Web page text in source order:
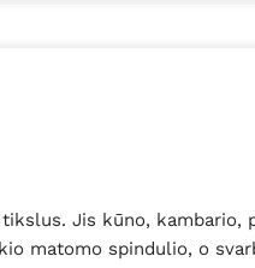
Jis kūno, kambario,
matomo spindulio, o